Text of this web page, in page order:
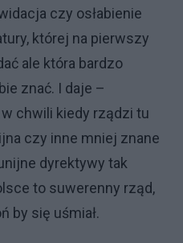
czy osłabienie
której na pierwszy
ale która bardzo
znać. I daje –
chwili kiedy rządzi tu
czy inne mniej znane
dyrektywy tak
to suwerenny rząd,
by się uśmiał.